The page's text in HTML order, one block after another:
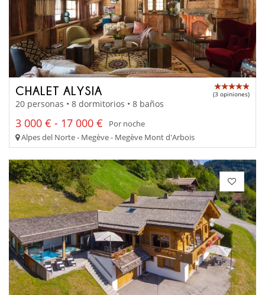
CHALET ALYSIA (3 opiniones)
20 personas • 8 dormitorios • 8 baños
3 000 € - 17 000 €
Por noche
Alpes del Norte - Megève - Megève Mont d'Arbois